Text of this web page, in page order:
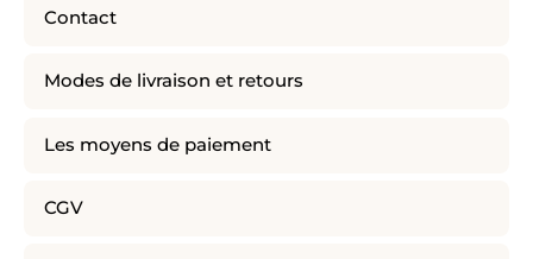
Contact
Modes de livraison et retours
Les moyens de paiement
CGV